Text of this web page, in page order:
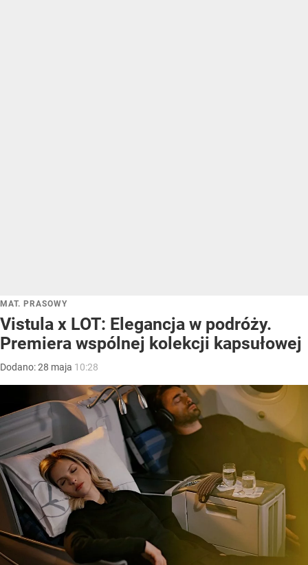
MAT. PRASOWY
Vistula x LOT: Elegancja w podróży.
Premiera wspólnej kolekcji kapsułowej
Dodano:28 maja 10:28